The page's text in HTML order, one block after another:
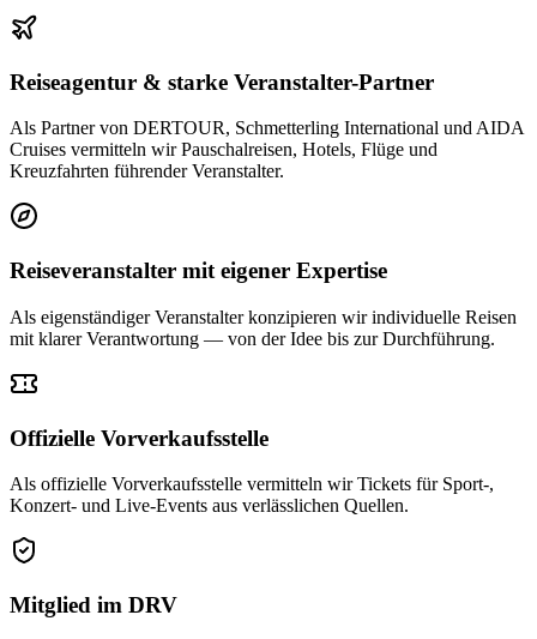
Reiseagentur & starke Veranstalter-Partner
Als Partner von DERTOUR, Schmetterling International und AIDA
Cruises vermitteln wir Pauschalreisen, Hotels, Flüge und
Kreuzfahrten führender Veranstalter.
Reiseveranstalter mit eigener Expertise
Als eigenständiger Veranstalter konzipieren wir individuelle Reisen
mit klarer Verantwortung — von der Idee bis zur Durchführung.
Offizielle Vorverkaufsstelle
Als offizielle Vorverkaufsstelle vermitteln wir Tickets für Sport-,
Konzert- und Live-Events aus verlässlichen Quellen.
Mitglied im DRV